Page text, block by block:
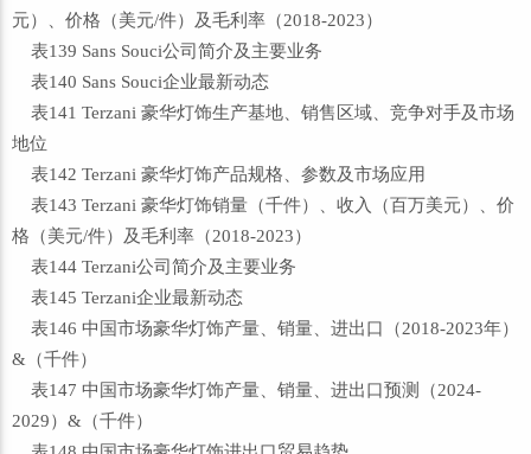
元）、价格（美元/件）及毛利率（2018-2023）
表139 Sans Souci公司简介及主要业务
表140 Sans Souci企业最新动态
表141 Terzani 豪华灯饰生产基地、销售区域、竞争对手及市场
地位
表142 Terzani 豪华灯饰产品规格、参数及市场应用
表143 Terzani 豪华灯饰销量（千件）、收入（百万美元）、价
格（美元/件）及毛利率（2018-2023）
表144 Terzani公司简介及主要业务
表145 Terzani企业最新动态
表146 中国市场豪华灯饰产量、销量、进出口（2018-2023年）
&（千件）
表147 中国市场豪华灯饰产量、销量、进出口预测（2024-
2029）&（千件）